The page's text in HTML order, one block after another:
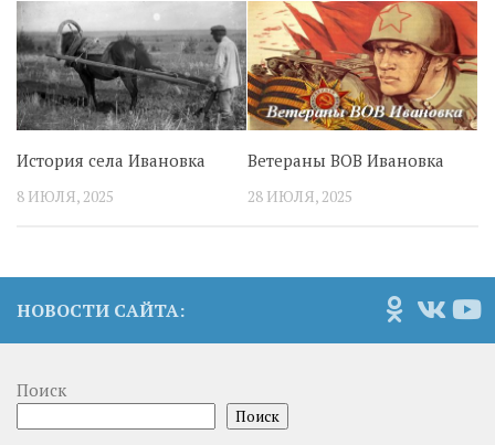
История села Ивановка
8 ИЮЛЯ, 2025
Ветераны ВОВ Ивановка
28 ИЮЛЯ, 2025
НОВОСТИ САЙТА:
Поиск
Поиск